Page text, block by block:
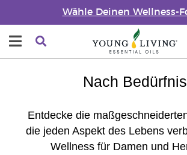
Wähle Deinen Wellness-
Nach Bedürfnis
Entdecke die
die jeden Aspekt des Lebens
Wellness für Damen und